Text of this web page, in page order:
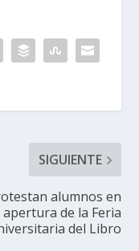
SIGUIENTE
alumnos en
apertura de la Feria
del Libro